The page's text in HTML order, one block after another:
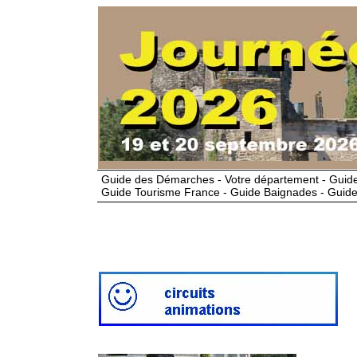
Guide des Démarches - Votre département -
Guide Tourisme France - Guide Baignades -